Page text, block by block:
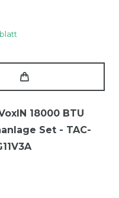
18000 BTU
Set - TAC-